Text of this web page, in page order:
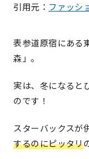
引用元： ファッシ
表参道原宿にある
森」。
実は、冬になると
のです！
スターバックスが
するのにピッタリ